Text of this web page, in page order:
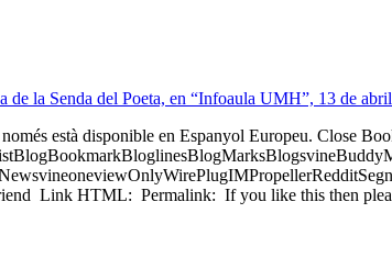
de la Senda del Poeta, en “Infoaula UMH”, 13 de
està disponible en Espanyol Europeu. Close
Link HTML: Permalink: If you like this then